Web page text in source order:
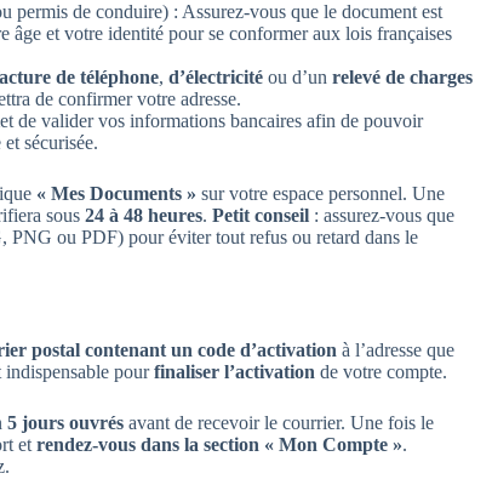
permis de conduire) : Assurez-vous que le document est
et votre identité pour se conformer aux lois françaises
de téléphone, d’électricité ou d’un relevé de charges
de confirmer votre adresse.
de valider vos informations bancaires afin de pouvoir
sécurisée.
« Mes Documents » sur votre espace personnel. Une
sous 24 à 48 heures. Petit conseil : assurez-vous que
PNG ou PDF) pour éviter tout refus ou retard dans le
postal contenant un code d’activation à l’adresse que
pourfinaliser l’activation de votre compte.
5 jours ouvrés avant de recevoir le courrier. Une fois le
et rendez-vous dans la section « Mon Compte ».